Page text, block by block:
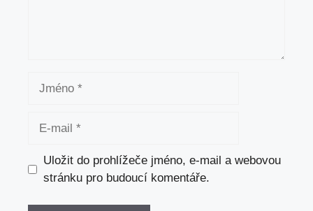
Jméno
Uložit do prohlížeče jméno, e-mail a webovou
stránku pro budoucí komentáře.